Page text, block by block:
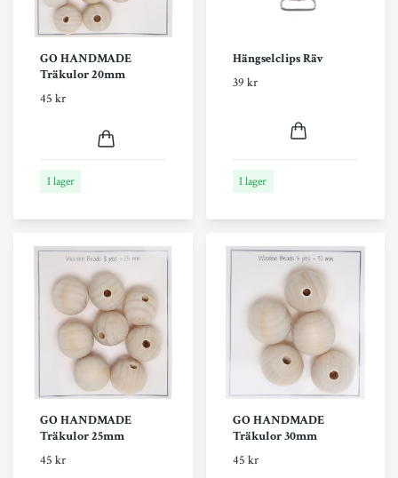
GO HANDMADE
Träkulor 20mm
45 kr
I lager
Hängselclips Räv
39 kr
I lager
GO HANDMADE
Träkulor 25mm
45 kr
GO HANDMADE
Träkulor 30mm
45 kr